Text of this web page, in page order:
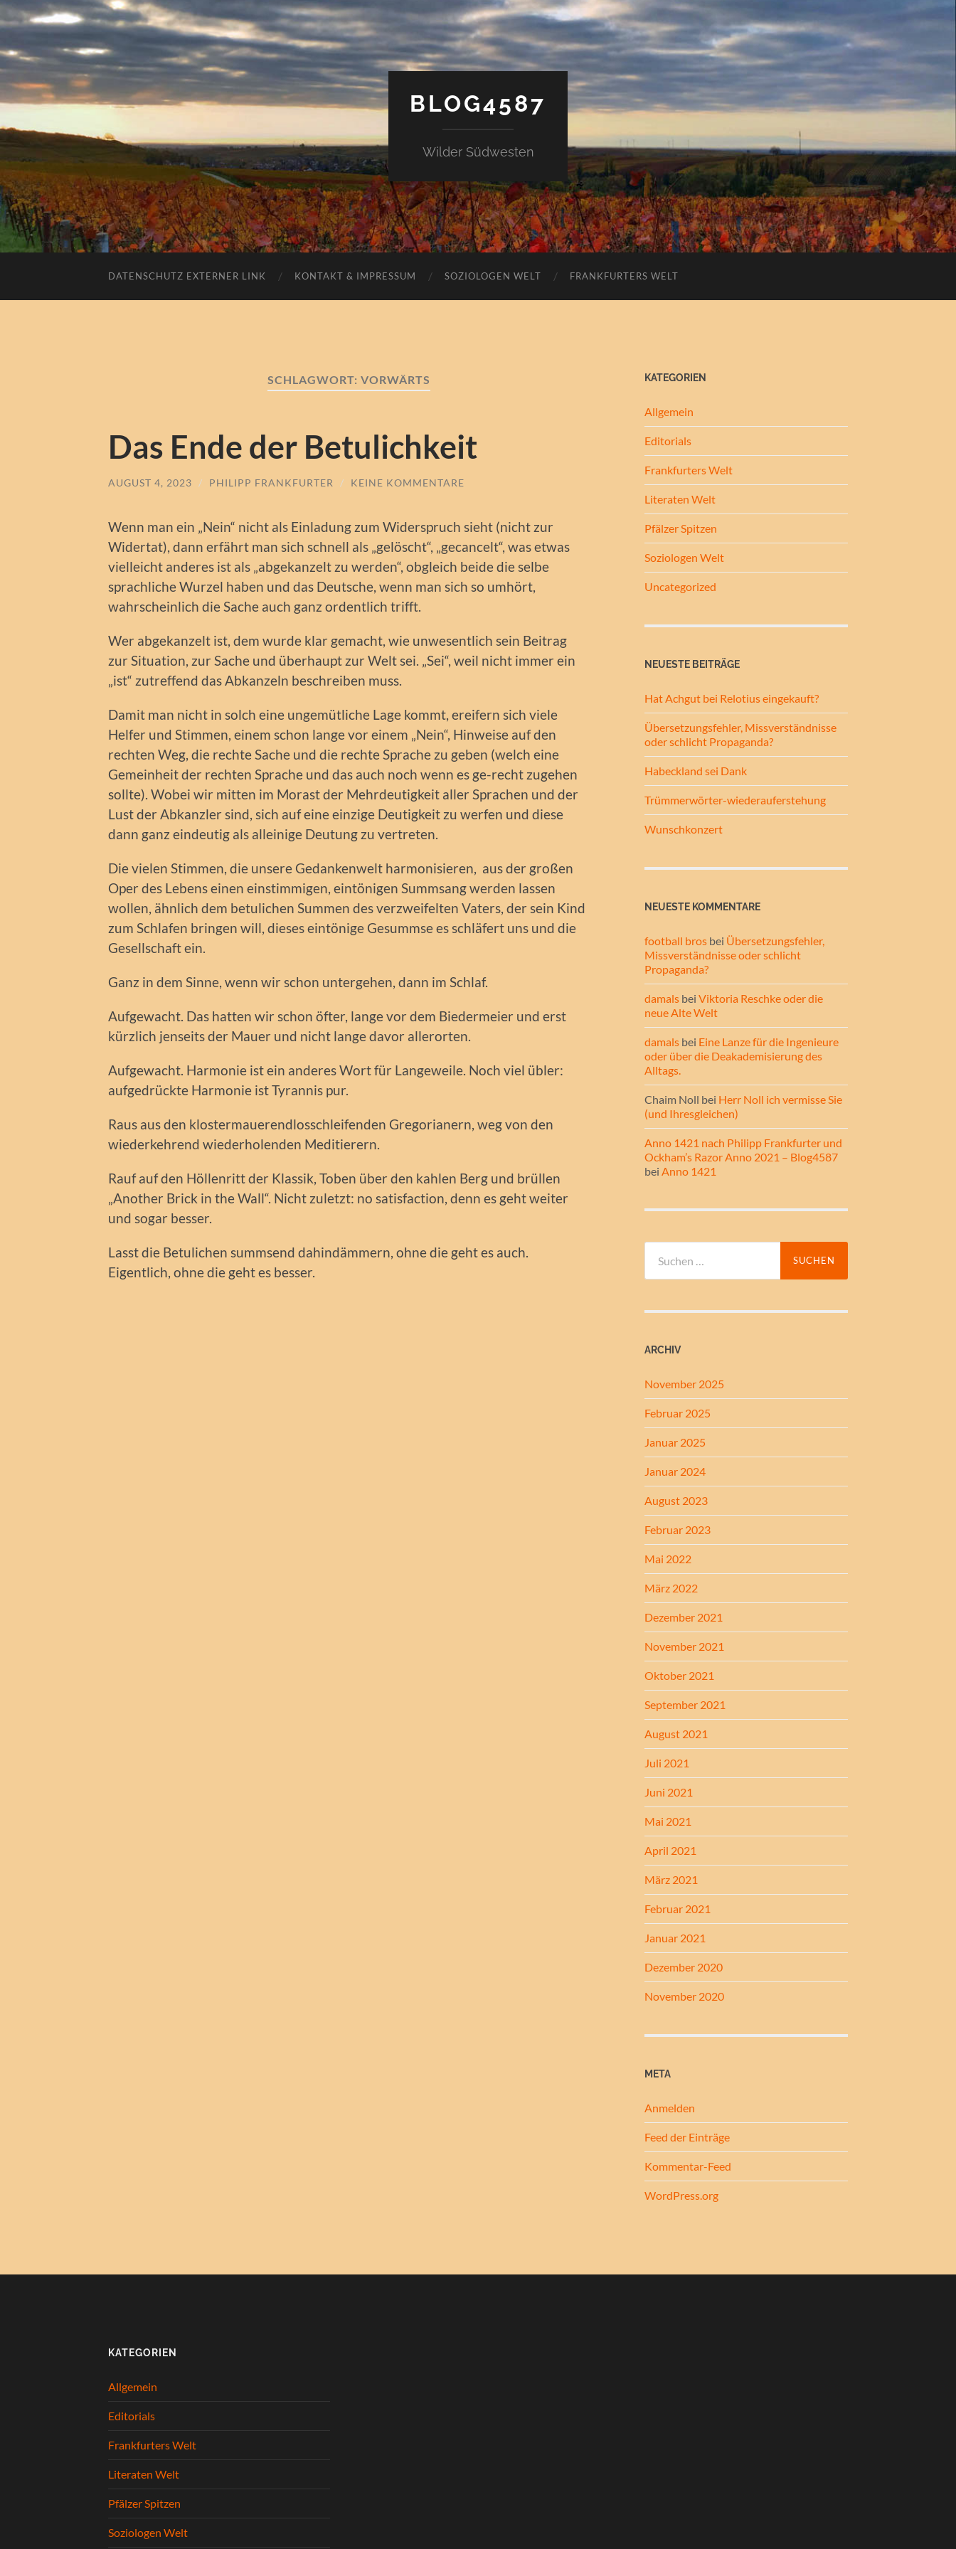
BLOG4587
Wilder Südwesten
DATENSCHUTZ EXTERNER LINK KONTAKT & IMPRESSUM SOZIOLOGEN WELT FRANKFURTERS WELT
SCHLAGWORT: VORWÄRTS
Das Ende der Betulichkeit
AUGUST 4, 2023 / PHILIPP FRANKFURTER / KEINE KOMMENTARE
Wenn man ein „Nein“ nicht als Einladung zum Widerspruch sieht (nicht zur
Widertat), dann erfährt man sich schnell als „gelöscht“, „gecancelt“, was etwas
vielleicht anderes ist als „abgekanzelt zu werden“, obgleich beide die selbe
sprachliche Wurzel haben und das Deutsche, wenn man sich so umhört,
wahrscheinlich die Sache auch ganz ordentlich trifft.
Wer abgekanzelt ist, dem wurde klar gemacht, wie unwesentlich sein Beitrag
zur Situation, zur Sache und überhaupt zur Welt sei. „Sei“, weil nicht immer ein
„ist“ zutreffend das Abkanzeln beschreiben muss.
Damit man nicht in solch eine ungemütliche Lage kommt, ereifern sich viele
Helfer und Stimmen, einem schon lange vor einem „Nein“, Hinweise auf den
rechten Weg, die rechte Sache und die rechte Sprache zu geben (welch eine
Gemeinheit der rechten Sprache und das auch noch wenn es ge-recht zugehen
sollte). Wobei wir mitten im Morast der Mehrdeutigkeit aller Sprachen und der
Lust der Abkanzler sind, sich auf eine einzige Deutigkeit zu werfen und diese
dann ganz eindeutig als alleinige Deutung zu vertreten.
Die vielen Stimmen, die unsere Gedankenwelt harmonisieren, aus der großen
Oper des Lebens einen einstimmigen, eintönigen Summsang werden lassen
wollen, ähnlich dem betulichen Summen des verzweifelten Vaters, der sein Kind
zum Schlafen bringen will, dieses eintönige Gesummse es schläfert uns und die
Gesellschaft ein.
Ganz in dem Sinne, wenn wir schon untergehen, dann im Schlaf.
Aufgewacht. Das hatten wir schon öfter, lange vor dem Biedermeier und erst
kürzlich jenseits der Mauer und nicht lange davor allerorten.
Aufgewacht. Harmonie ist ein anderes Wort für Langeweile. Noch viel übler:
aufgedrückte Harmonie ist Tyrannis pur.
Raus aus den klostermauerendlosschleifenden Gregorianern, weg von den
wiederkehrend wiederholenden Meditierern.
Rauf auf den Höllenritt der Klassik, Toben über den kahlen Berg und brüllen
„Another Brick in the Wall“. Nicht zuletzt: no satisfaction, denn es geht weiter
und sogar besser.
Lasst die Betulichen summsend dahindämmern, ohne die geht es auch.
Eigentlich, ohne die geht es besser.
KATEGORIEN
Allgemein
Editorials
Frankfurters Welt
Literaten Welt
Pfälzer Spitzen
Soziologen Welt
Uncategorized
NEUESTE BEITRÄGE
Hat Achgut bei Relotius eingekauft?
Übersetzungsfehler, Missverständnisse
oder schlicht Propaganda?
Habeckland sei Dank
Trümmerwörter-wiederauferstehung
Wunschkonzert
NEUESTE KOMMENTARE
football bros bei Übersetzungsfehler,
Missverständnisse oder schlicht
Propaganda?
damals bei Viktoria Reschke oder die
neue Alte Welt
damals bei Eine Lanze für die Ingenieure
oder über die Deakademisierung des
Alltags.
Chaim Noll bei Herr Noll ich vermisse Sie
(und Ihresgleichen)
Anno 1421 nach Philipp Frankfurter und
Ockham’s Razor Anno 2021 – Blog4587
bei Anno 1421
nach:
ARCHIV
November 2025
Februar 2025
Januar 2025
Januar 2024
August 2023
Februar 2023
Mai 2022
März 2022
Dezember 2021
November 2021
Oktober 2021
September 2021
August 2021
Juli 2021
Juni 2021
Mai 2021
April 2021
März 2021
Februar 2021
Januar 2021
Dezember 2020
November 2020
META
Anmelden
Feed der Einträge
Kommentar-Feed
WordPress.org
KATEGORIEN
Allgemein
Editorials
Frankfurters Welt
Literaten Welt
Pfälzer Spitzen
Soziologen Welt